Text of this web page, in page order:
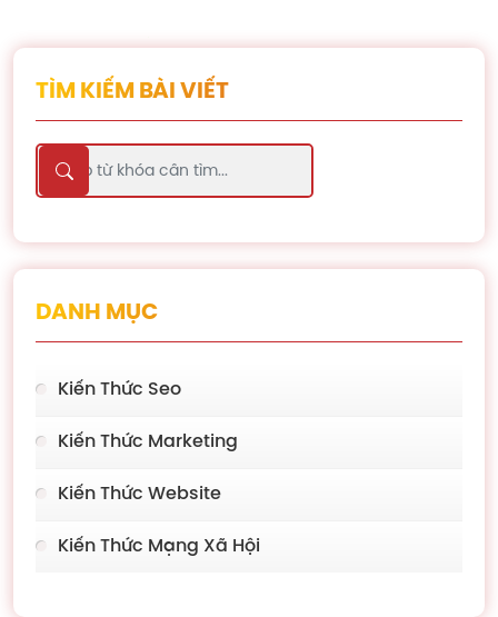
TÌM KIẾM BÀI VIẾT
DANH MỤC
Kiến Thức Seo
Kiến Thức Marketing
Kiến Thức Website
Kiến Thức Mạng Xã Hội